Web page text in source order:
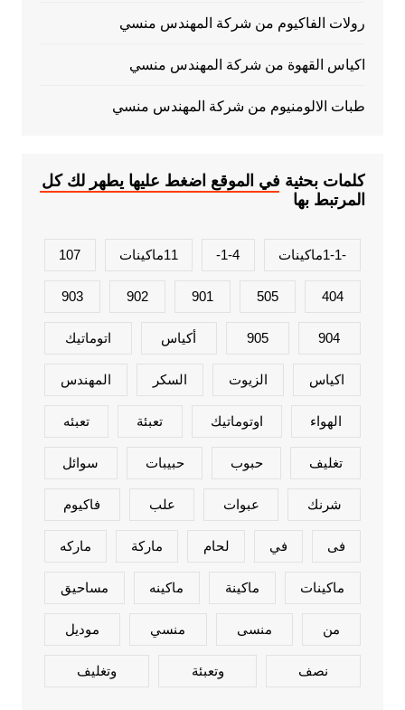
رولات الفاكيوم من شركة المهندس منسي
اكياس القهوة من شركة المهندس منسي
طبات الالومنيوم من شركة المهندس منسي
كلمات بحثية في الموقع اضغط عليها يطهر لك كل
المرتبط بها
-1-1ماكينات 1-4- 11ماكينات 107
404
505
901
902
903
904
905 أكياس اتوماتيك
اكياس الزيوت السكر المهندس
الهواء اوتوماتيك تعبئة تعبئه
تغليف حبوب حبيبات سوائل
شرنك عبوات علب فاكيوم
فى في لحام ماركة ماركه
ماكينات ماكينة ماكينه مساحيق
من منسى منسي موديل
نصف وتعبئة وتغليف